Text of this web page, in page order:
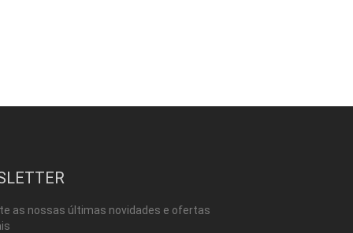
as nossas últimas novidades e ofertas